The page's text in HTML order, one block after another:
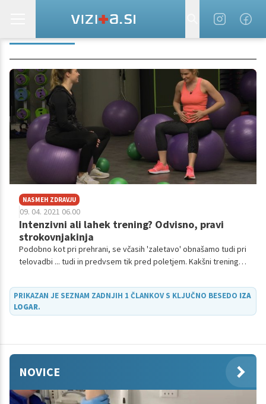
IZA LOGAR
NASMEH ZDRAVJU
09. 04. 2021 06.00
Intenzivni ali lahek trening? Odvisno, pravi
strokovnjakinja
Podobno kot pri prehrani, se včasih 'zaletavo' obnašamo tudi pri
telovadbi ... tudi in predvsem tik pred poletjem. Kakšni treningi
vadbe? Kako prilagoditi treninge glede na intenzivnost? O vsem
tem se je voditeljica oddaje Nasmeh zdravju, Anja Markovič,
pogovarjala z osebno trenerko Izo Logar.
PRIKAZAN JE SEZNAM ZADNJIH 1 ČLANKOV S KLJUČNO BESEDO IZA
LOGAR.
NOVICE